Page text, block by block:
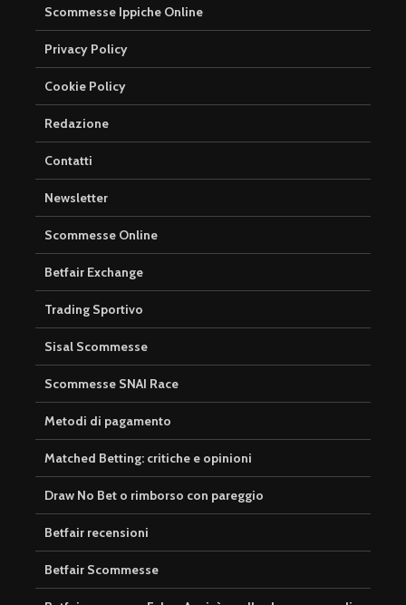
Scommesse Ippiche Online
Privacy Policy
Cookie Policy
Redazione
Contatti
Newsletter
Scommesse Online
Betfair Exchange
Trading Sportivo
Sisal Scommesse
Scommesse SNAI Race
Metodi di pagamento
Matched Betting: critiche e opinioni
Draw No Bet o rimborso con pareggio
Betfair recensioni
Betfair Scommesse